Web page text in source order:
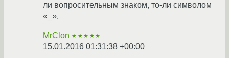
ли вопросительным знаком, то-ли символом
«_».
MrClon ★★★★★
15.01.2016 01:31:38 +00:00